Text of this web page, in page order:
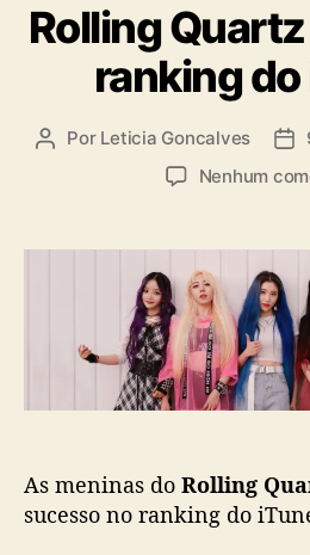
t
e
g
o
a
Rolling
ranking
A
r
Por Leticia Goncalves
D
d
p
u
l
ç
ã
Nenhum
As meninas do Rolling
sucesso no ranking do